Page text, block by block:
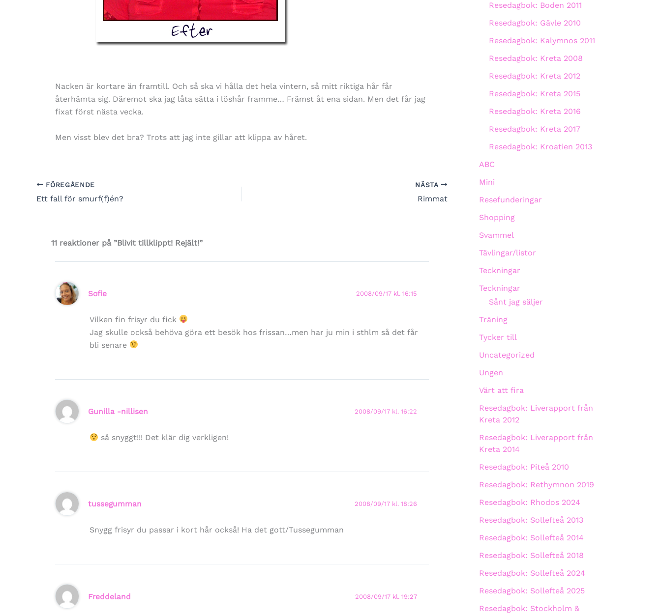
Nacken är kortare än framtill. Och så ska vi hålla det hela vintern, så mitt riktiga hår får
återhämta sig. Däremot ska jag låta sätta i löshår framme… Främst åt ena sidan. Men det får jag
fixat först nästa vecka.
Men visst blev det bra? Trots att jag inte gillar att klippa av håret.
FÖREGÅENDE
Ett fall för smurf(f)én?
NÄSTA
Rimmat
11 reaktioner på ”Blivit tillklippt! Rejält!”
Sofie 2008/09/17 kl. 16:15
Vilken fin frisyr du fick
Jag skulle också behöva göra ett besök hos frissan…men har ju min i sthlm så det får
bli senare
Gunilla -nillisen 2008/09/17 kl. 16:22
så snyggt!!! Det klär dig verkligen!
tussegumman 2008/09/17 kl. 18:26
Snygg frisyr du passar i kort hår också! Ha det gott/Tussegumman
Freddeland 2008/09/17 kl. 19:27
Resedagbok: Boden 2011
Resedagbok: Gävle 2010
Resedagbok: Kalymnos 2011
Resedagbok: Kreta 2008
Resedagbok: Kreta 2012
Resedagbok: Kreta 2015
Resedagbok: Kreta 2016
Resedagbok: Kreta 2017
Resedagbok: Kroatien 2013
ABC
Mini
Resefunderingar
Shopping
Svammel
Tävlingar/listor
Teckningar
Teckningar
Sånt jag säljer
Träning
Tycker till
Uncategorized
Ungen
Värt att fira
Resedagbok: Liverapport från
Kreta 2012
Resedagbok: Liverapport från
Kreta 2014
Resedagbok: Piteå 2010
Resedagbok: Rethymnon 2019
Resedagbok: Rhodos 2024
Resedagbok: Sollefteå 2013
Resedagbok: Sollefteå 2014
Resedagbok: Sollefteå 2018
Resedagbok: Sollefteå 2024
Resedagbok: Sollefteå 2025
Resedagbok: Stockholm &